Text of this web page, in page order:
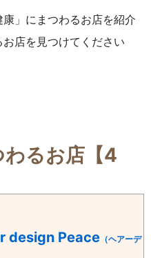
」にまつわるお店を紹介
店を見つけてください
わるお店【4
design Peace （ヘアーデ